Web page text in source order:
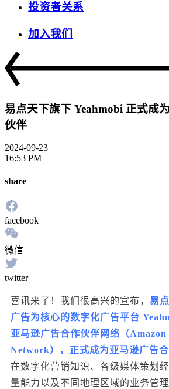
投资者关系
加入我们
易点天下旗下 Yeahmobi 正式成
伙伴
2024-09-23
16:53 PM
share
facebook
微信
twitter
喜讯来了！我们很高兴的宣布， 易
广告为核心的数字化广告平台
亚马逊广告合作伙伴网络（
Network），正式成为亚马逊广告合
在数字化营销知识、各级媒体策划
量能力以及不同地理区域的业务管